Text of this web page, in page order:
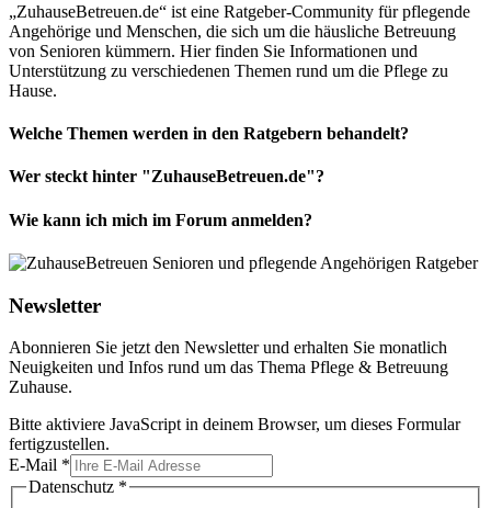
„ZuhauseBetreuen.de“ ist eine Ratgeber-Community für pflegende
Angehörige und Menschen, die sich um die häusliche Betreuung
von Senioren kümmern. Hier finden Sie Informationen und
Unterstützung zu verschiedenen Themen rund um die Pflege zu
Hause.
Welche Themen werden in den Ratgebern behandelt?
Wer steckt hinter "ZuhauseBetreuen.de"?
Wie kann ich mich im Forum anmelden?
Newsletter
Abonnieren Sie jetzt den Newsletter und erhalten Sie monatlich
Neuigkeiten und Infos rund um das Thema Pflege & Betreuung
Zuhause.
Bitte aktiviere JavaScript in deinem Browser, um dieses Formular
fertigzustellen.
E-Mail *
Datenschutz *